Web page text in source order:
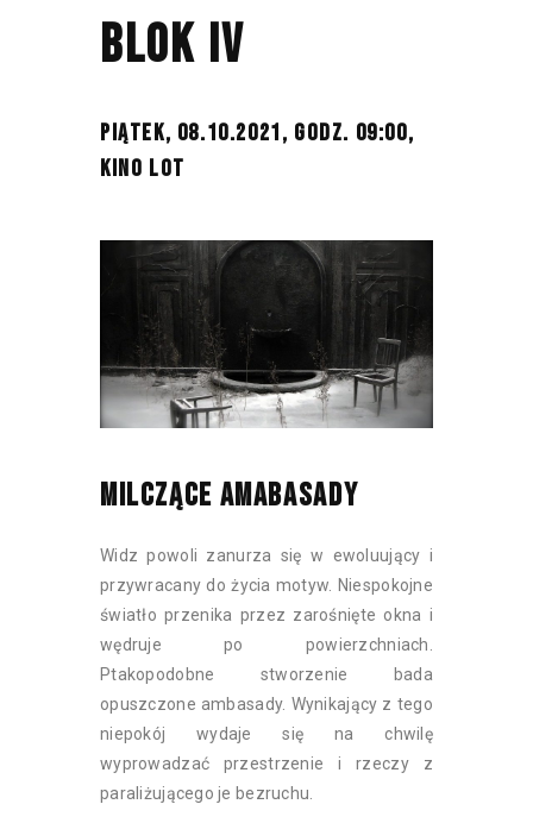
BLOK IV
PIĄTEK, 08.10.2021, GODZ. 09:00,
KINO LOT
MILCZĄCE AMABASADY
Widz powoli zanurza się w ewoluujący i
przywracany do życia motyw. Niespokojne
światło przenika przez zarośnięte okna i
wędruje po powierzchniach.
Ptakopodobne stworzenie bada
opuszczone ambasady. Wynikający z tego
niepokój wydaje się na chwilę
wyprowadzać przestrzenie i rzeczy z
paraliżującego je bezruchu.